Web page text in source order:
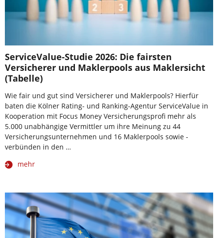
ServiceValue-Studie 2026: Die fairsten
Versicherer und Maklerpools aus Maklersicht
(Tabelle)
Wie fair und gut sind Versicherer und Maklerpools? Hierfür
baten die Kölner Rating- und Ranking-Agentur ServiceValue in
Kooperation mit Focus Money Versicherungsprofi mehr als
5.000 unabhängige Vermittler um ihre Meinung zu 44
Versicherungsunternehmen und 16 Maklerpools sowie -
verbünden in den …
mehr